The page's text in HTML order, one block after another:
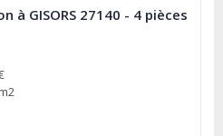
à GISORS 27140 - 4 pièces